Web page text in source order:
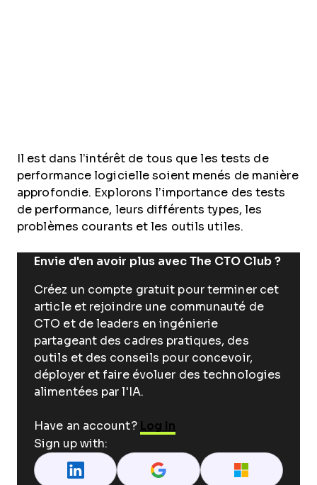
Il est dans l’intérêt de tous que les tests de
performance logicielle soient menés de manière
approfondie. Explorons l’importance des tests
de performance, leurs différents types, les
problèmes courants et les outils utiles.
Envie d'en avoir plus avec The CTO Club ?
Créez un compte gratuit pour terminer cet
article et rejoindre une communauté de
CTO et de leaders en ingénierie
partageant des cadres pratiques, des
outils et des conseils pour concevoir,
déployer et faire évoluer des technologies
alimentées par l'IA.
Have an account? Log In
Sign up with: